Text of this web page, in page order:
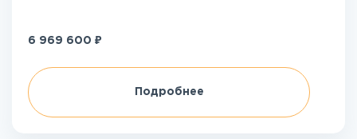
6 969 600 ₽
Подробнее